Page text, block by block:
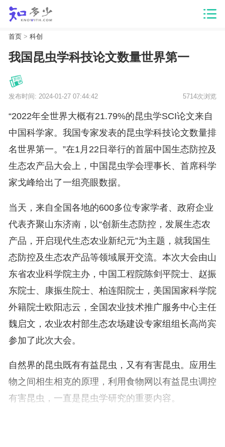
首页> 科创
我国昆虫学科技论文数量世界第一
发布时间: 2024-01-27 07:44:42 5714次浏览
“2022年全世界大概有21.79%的昆虫学SCI论文来自
中国科学家。我国专家发表的昆虫学科技论文数量排
名世界第一。”在1月22日举行的首届中国生态防控及
生态农产品大会上，中国昆虫学会理事长、首席科学
家戈峰给出了一组亮眼数据。
当天，来自全国各地的600多位专家学者、政府企业
代表齐聚山东济南，以“创新生态防控，发展生态农
产品，开启现代生态农业新纪元”为主题，就我国生
态防控及生态农产品等领域展开交流。本次大会由山
东省农业科学院主办，中国工程院陈剑平院士、赵振
东院士、康振生院士、柏连阳院士，美国国家科学院
外籍院士欧阳志云，全国农业技术推广服务中心主任
魏启文，农业农村部生态农场建设专家组组长高尚宾
参加了此次大会。
自然界的昆虫既有有益昆虫，又有有害昆虫。应用生
物之间相生相克的原理，利用食物网以有益昆虫调控
有害昆虫，一直是昆虫学研究的重要内容。